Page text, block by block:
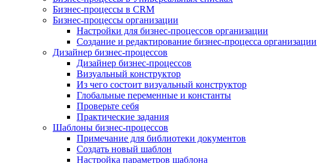
Бизнес-процессы в CRM
Бизнес-процессы организации
Настройки для бизнес-процессов организации
Создание и редактирование бизнес-процесса организации
Дизайнер бизнес-процессов
Дизайнер бизнес-процессов
Визуальный конструктор
Из чего состоит визуальный конструктор
Глобальные переменные и константы
Проверьте себя
Практические задания
Шаблоны бизнес-процессов
Примечание для библиотеки документов
Создать новый шаблон
Настройка параметров шаблона